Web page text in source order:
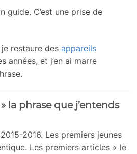
guide. C’est une prise de
je restaure des appareils
années, et j’en ai marre
la phrase que j’entends
2016. Les premiers jeunes
Les premiers articles « le